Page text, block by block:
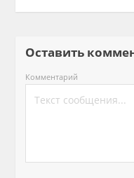
Оставить
Комментарий